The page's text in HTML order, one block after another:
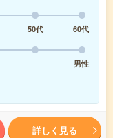
50代
60代
男性
詳しく見る